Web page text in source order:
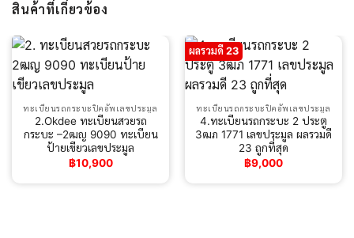
สินค้าที่เกี่ยวข้อง
ทะเบียนรถกระบะปิคอัพเลขประมูล
2.Okdee ทะเบียนสวยรถ
กระบะ –2ฒญ 9090 ทะเบียน
ป้ายเขียวเลขประมูล
฿10,900
ผลรวมดี 23
ทะเบียนรถกระบะปิคอัพเลขประมูล
4.ทะเบียนรถกระบะ 2 ประตู
3ฒภ 1771 เลขประมูล ผลรวมดี
23 ถูกที่สุด
฿9,000